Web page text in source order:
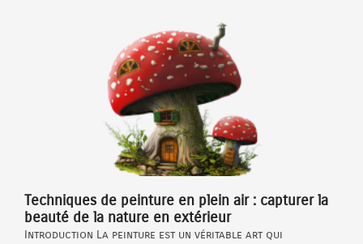
Techniques de peinture en plein air : capturer la
beauté de la nature en extérieur
Introduction La peinture est un véritable art qui